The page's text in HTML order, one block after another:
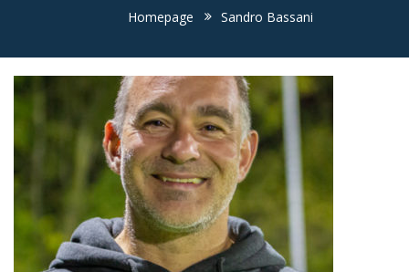
Homepage Sandro Bassani